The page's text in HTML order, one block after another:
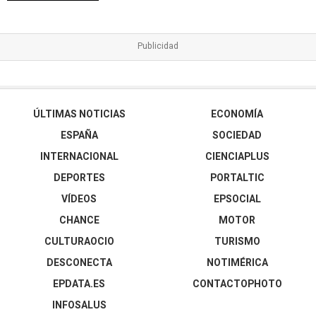
ÚLTIMAS NOTICIAS
ESPAÑA
INTERNACIONAL
DEPORTES
VÍDEOS
ECONOMÍA
SOCIEDAD
CIENCIAPLUS
PORTALTIC
EPSOCIAL
CHANCE
CULTURAOCIO
DESCONECTA
EPDATA.ES
INFOSALUS
MOTOR
TURISMO
NOTIMÉRICA
CONTACTOPHOTO